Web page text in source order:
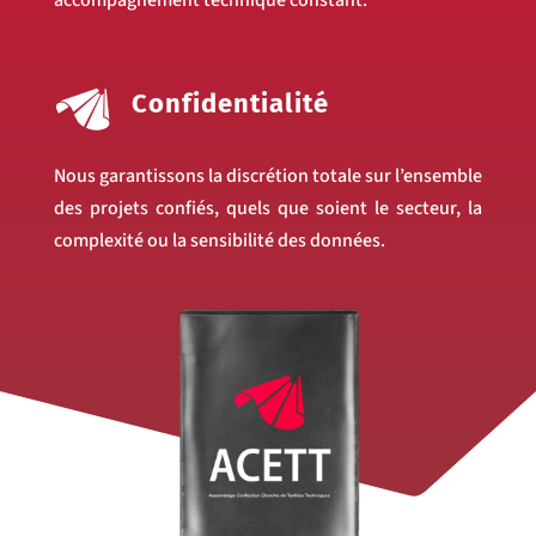
Confidentialité
Nous garantissons la discrétion totale sur l’ensemble
des projets confiés, quels que soient le secteur, la
complexité ou la sensibilité des données.